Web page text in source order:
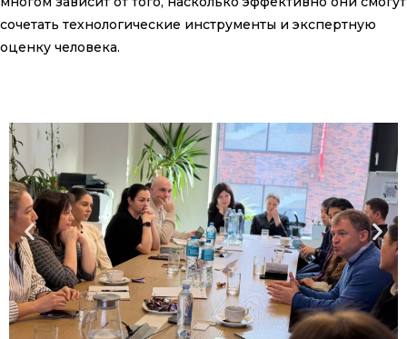
сочетать технологические инструменты и экспертную
оценку человека.